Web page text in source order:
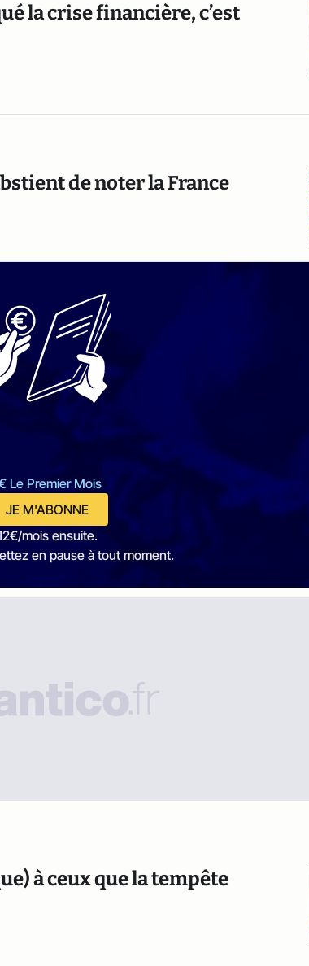
la crise financière, c’est
de noter la France
Le Premier Mois
JE M'ABONNE
mois ensuite.
en pause à tout moment.
à ceux que la tempête